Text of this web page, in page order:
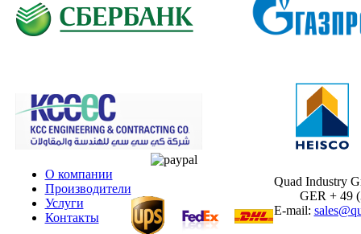
О компании
Производители
Услуги
Контакты
Quad Industry
GER + 49
E-mail: